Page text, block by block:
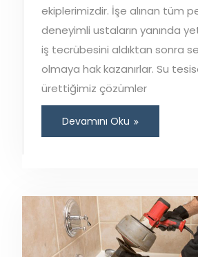
ekiplerimizdir. İşe alınan tüm
deneyimli ustaların yanında
iş tecrübesini aldıktan sonra
olmaya hak kazanırlar. Su
ürettiğimiz çözümler
Devamını Oku